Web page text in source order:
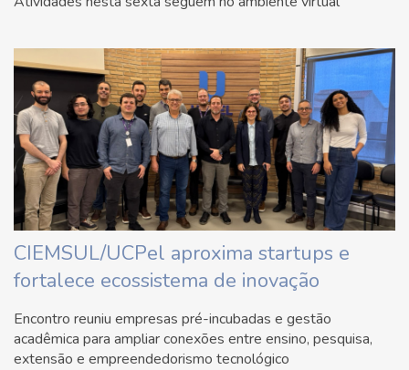
CIEMSUL/UCPel aproxima startups e
fortalece ecossistema de inovação
Encontro reuniu empresas pré-incubadas e gestão
acadêmica para ampliar conexões entre ensino, pesquisa,
extensão e empreendedorismo tecnológico